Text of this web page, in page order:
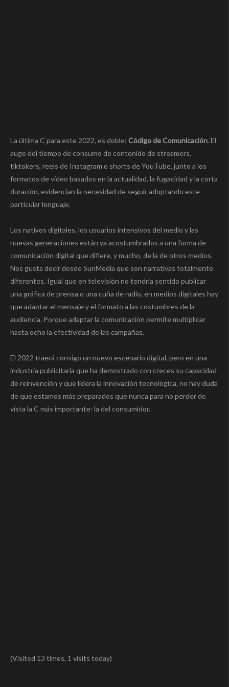
La última C para este 2022, es doble: Código de Comunicación. El
auge del tiempo de consumo de contenido de streamers,
tiktokers, reels de Instagram o shorts de YouTube, junto a los
formatos de vídeo basados en la actualidad, la fugacidad y la corta
duración, evidencian la necesidad de seguir adoptando este
particular lenguaje.
Los nativos digitales, los usuarios intensivos del medio y las
nuevas generaciones están ya acostumbrados a una forma de
comunicación digital que difiere, y mucho, de la de otros medios.
Nos gusta decir desde SunMedia que son narrativas totalmente
diferentes. Igual que en televisión no tendría sentido publicar
una gráfica de prensa o una cuña de radio, en medios digitales hay
que adaptar el mensaje y el formato a las costumbres de la
audiencia. Porque adaptar la comunicación permite multiplicar
hasta ocho la efectividad de las campañas.
El 2022 traerá consigo un nuevo escenario digital, pero en una
industria publicitaria que ha demostrado con creces su capacidad
de reinvención y que lidera la innovación tecnológica, no hay duda
de que estamos más preparados que nunca para no perder de
vista la C más importante: la del consumidor.
(Visited 13 times, 1 visits today)